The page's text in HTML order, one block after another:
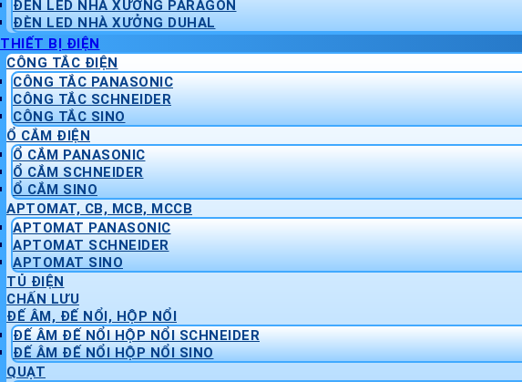
ĐÈN LED NHÀ XƯỞNG PARAGON
ĐÈN LED NHÀ XƯỞNG DUHAL
THIẾT BỊ ĐIỆN
CÔNG TẮC ĐIỆN
CÔNG TẮC PANASONIC
CÔNG TẮC SCHNEIDER
CÔNG TẮC SINO
Ổ CẮM ĐIỆN
Ổ CẮM PANASONIC
Ổ CẮM SCHNEIDER
Ổ CẮM SINO
APTOMAT, CB, MCB, MCCB
APTOMAT PANASONIC
APTOMAT SCHNEIDER
APTOMAT SINO
TỦ ĐIỆN
CHẤN LƯU
ĐẾ ÂM, ĐẾ NỔI, HỘP NỔI
ĐẾ ÂM ĐẾ NỔI HỘP NỔI SCHNEIDER
ĐẾ ÂM ĐẾ NỔI HỘP NỔI SINO
QUẠT